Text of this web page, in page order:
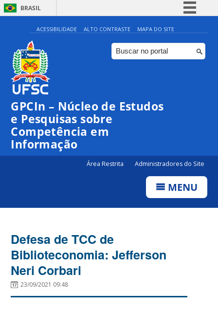
BRASIL
Simplifique!
Comunica BR
Participe
Canais
ACESSIBILIDADE ALTO CONTRASTE MAPA DO SITE
GPCIn – Núcleo de Estudos
e Pesquisas sobre
Competência em
Informação
Área Restrita Administradores do Site
MENU
Defesa de TCC de
Biblioteconomia: Jefferson
Neri Corbari
23/09/2021 09:48